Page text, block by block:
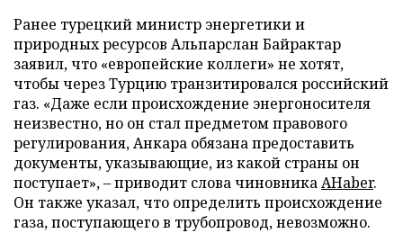
Ранее турецкий министр энергетики и
природных ресурсов Альпарслан Байрактар
заявил, что «европейские коллеги» не хотят,
чтобы через Турцию транзитировался российский
газ. «Даже если происхождение энергоносителя
неизвестно, но он стал предметом правового
регулирования, Анкара обязана предоставить
документы, указывающие, из какой страны он
поступает», – приводит слова чиновникаAHaber.
Он также указал, что определить происхождение
газа, поступающего в трубопровод, невозможно.